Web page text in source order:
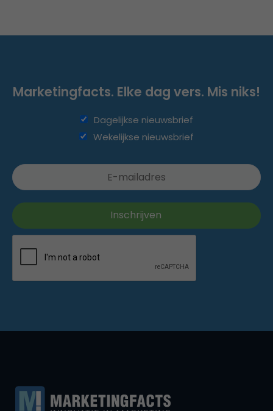
Marketingfacts. Elke dag vers. Mis niks!
Dagelijkse nieuwsbrief
Wekelijkse nieuwsbrief